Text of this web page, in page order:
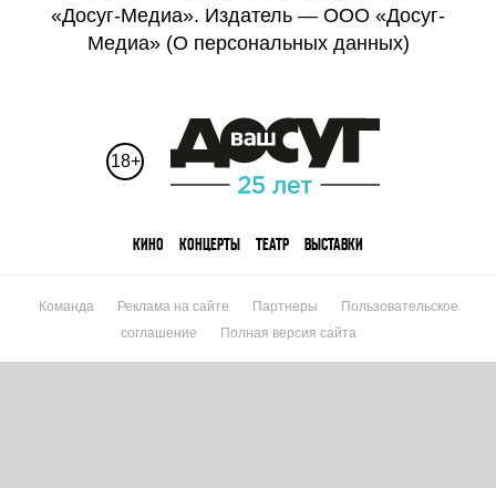
«Досуг-Медиа». Издатель — ООО «Досуг-
Медиа» (О персональных данных)
18+
КИНО КОНЦЕРТЫ ТЕАТР ВЫСТАВКИ
Команда Реклама на сайте Партнеры
Пользовательское
соглашение
Полная версия сайта